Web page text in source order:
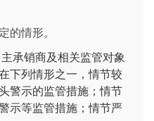
的情形。
承销商及相关监管对象
下列情形之一，情节较
警示的监管措施；情节
示等监管措施；情节严